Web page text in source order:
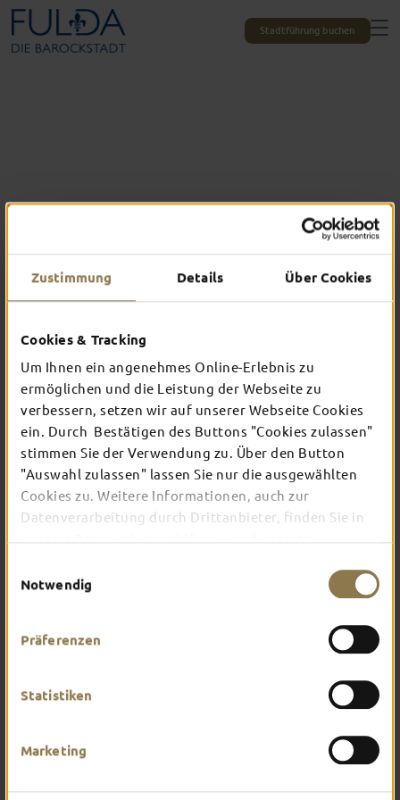
Zustimmung Details Über Cookies
Cookies & Tracking
Um Ihnen ein angenehmes Online-Erlebnis zu
ermöglichen und die Leistung der Webseite zu
verbessern, setzen wir auf unserer Webseite Cookies
ein. Durch Bestätigen des Buttons "Cookies zulassen"
stimmen Sie der Verwendung zu. Über den Button
"Auswahl zulassen" lassen Sie nur die ausgewählten
Cookies zu. Weitere Informationen, auch zur
Datenverarbeitung durch Drittanbieter, finden Sie in
Notwendig
Präferenzen
Statistiken
Marketing
Stadtführung buchen
DAS ERWARTET
DICH IN FULDA
Verschaffe dir hier einen Überblick über das, was
dich in Fulda erwartet. Worauf hast du am
meisten Lust?